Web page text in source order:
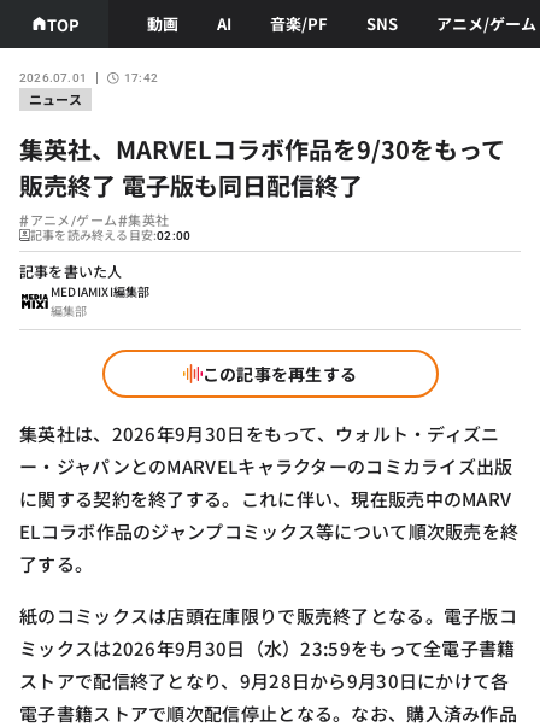
TOP 動画 AI 音楽/PF SNS アニメ/ゲーム
ニュース
2026.07.01 17:42
集英社、MARVELコラボ作品を9/30をもって
販売終了 電子版も同日配信終了
#アニメ/ゲーム#集英社
記事を読み終える目安:02:00
記事を書いた人
MEDIAMIXI編集部
編集部
この記事を再生する
集英社は、2026年9月30日をもって、ウォルト・ディズニ
ー・ジャパンとのMARVELキャラクターのコミカライズ出版
に関する契約を終了する。これに伴い、現在販売中のMARV
ELコラボ作品のジャンプコミックス等について順次販売を終
了する。
紙のコミックスは店頭在庫限りで販売終了となる。電子版コ
ミックスは2026年9月30日（水）23:59をもって全電子書籍
ストアで配信終了となり、9月28日から9月30日にかけて各
電子書籍ストアで順次配信停止となる。なお、購入済み作品